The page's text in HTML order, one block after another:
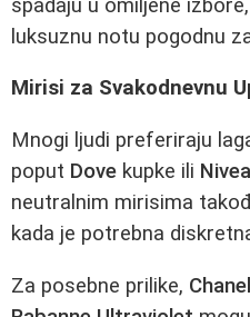
spadaju u omiljene
luksuznu notu pogodnu
Mirisi za Svakodnevnu
Mnogi ljudi preferiraju
poput Dove kupke ili Nivea
neutralnim mirisima
kada je potrebna
Za posebne prilike,